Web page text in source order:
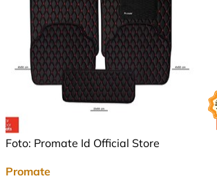
Foto: Promate Id Official Store
Promate